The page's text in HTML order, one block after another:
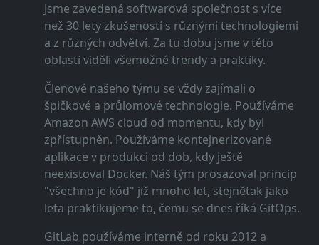
Jsme zavedená softwarová společnost s více
než 30 lety zkušeností s různými technologiemi
a z různých odvětví. Za tu dobu jsme v této
oblasti viděli všemožné trendy a praktiky.
Členové našeho týmu se vždy zajímali o
špičkové a průlomové technologie. Používáme
Amazon AWS cloud od momentu, kdy byl
zpřístupněn. Používáme kontejnerizované
aplikace v produkci od dob, kdy ještě
neexistoval Docker. Náš tým prosazoval princip
"všechno je kód" již mnoho let, stejnětak jako
leta praktikujeme to, čemu se dnes říká GitOps.
GitLab používáme interně od roku 2012 a